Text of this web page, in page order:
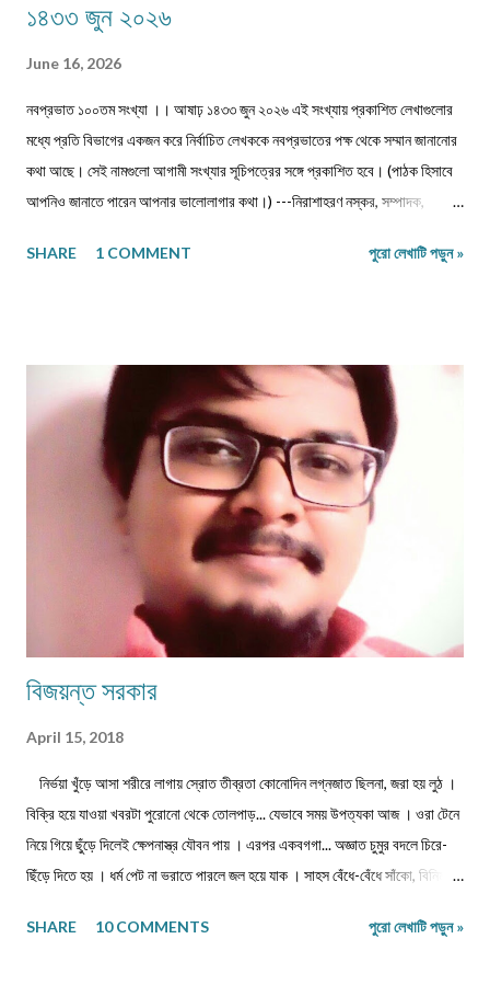
১৪৩৩ জুন ২০২৬
June 16, 2026
নবপ্রভাত ১০০তম সংখ্যা ।। আষাঢ় ১৪৩৩ জুন ২০২৬ এই সংখ্যায় প্রকাশিত লেখাগুলোর
মধ্যে প্রতি বিভাগের একজন করে নির্বাচিত লেখককে নবপ্রভাতের পক্ষ থেকে সম্মান জানানোর
কথা আছে। সেই নামগুলো আগামী সংখ্যার সূচিপত্রের সঙ্গে প্রকাশিত হবে। (পাঠক হিসাবে
আপনিও জানাতে পারেন আপনার ভালোলাগার কথা।) ---নিরাশাহরণ নস্কর, সম্পাদক,
প্রবীণ জনগণ ।। শ্যামল হুদাতী একাকীত্বের ছাদ থেকে পতন : অনিক দত্ত ও মানুষের
।। সুমন বিপ্লব ফিচার ।। চা দিবস ।। অশোক বন্দ্যোপাধ্যায় ফিচার ।। বর্তমান
প্রেক্ষাপটে আন্তর্জাতিক জীববৈচিত্... রম্যনাটিকা ।। পাত্র দেখা ।। সুশীল বন্দ্যোপাধ্যায়
ভ্রমণকাহিনি মাজান্দারান: কাস্পিয়ান সাগরের তীর... ঝরণার গান শুনতে ।। ...
SHARE 1 COMMENT পুরো লেখাটি পড়ুন »
বিজয়ন্ত সরকার
April 15, 2018
নির্ভয়া খুঁড়ে আসা শরীরে লাগায় স্রোত তীব্রতা কোনোদিন লগ্নজাত ছিলনা, জরা হয় লুঠ ।
বিক্রি হয়ে যাওয়া খবরটা পুরোনো থেকে তোলপাড়... যেভাবে সময় উপত্যকা আজ । ওরা টেনে
নিয়ে গিয়ে ছুঁড়ে দিলেই ক্ষেপনাস্ত্র যৌবন পায় । এরপর একবগগা... অজ্ঞাত চুমুর বদলে চিরে-
ছিঁড়ে দিতে হয় । ধর্ম পেট না ভরাতে পারলে জল হয়ে যাক । সাহস বেঁধে-বেঁধে সাঁকো, বিনিময়ে
মনোত্তমা ঝরা-ঘাম শিউলি... দিনশেষে পাতে রোদ সাজায় রোধহীন । কাল্পনিক চরিত্ররা এখনও
SHARE 10 COMMENTS পুরো লেখাটি পড়ুন »